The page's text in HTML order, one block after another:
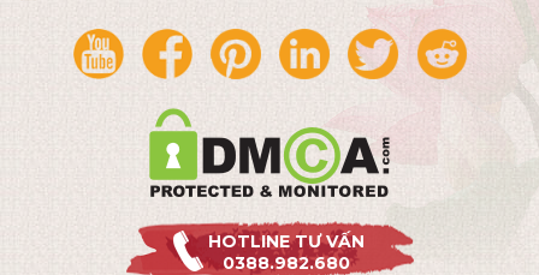
HOTLINE TƯ VẤN
0388.982.680